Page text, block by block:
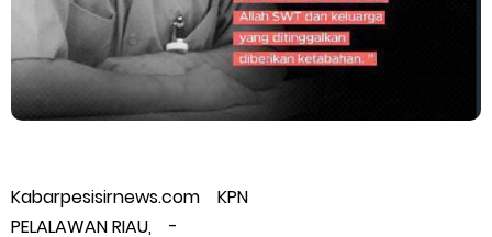
Pulihkan Konektivitas Pascabencana, HKI Rampungkan
Penanganan Jalur Lembah Anai dan Malalak
Bupati Asmar Lepas 77 Kontingen Pramuka Meranti Ikuti
Polres Kepulauan Meranti Gelar Ekspedisi Merah Putih" Jalin
Kabarpesisirnews.com KPN
PELALAWAN RIAU, -